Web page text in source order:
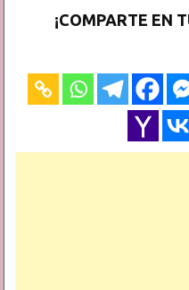
¡COMPARTE EN